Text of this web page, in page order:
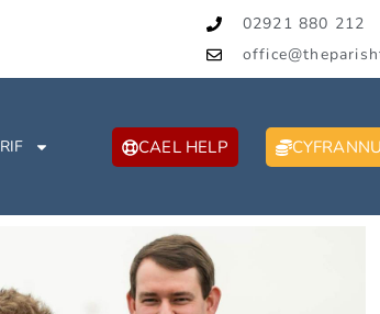
02921 880 212
CAEL HELP CYFRANNU